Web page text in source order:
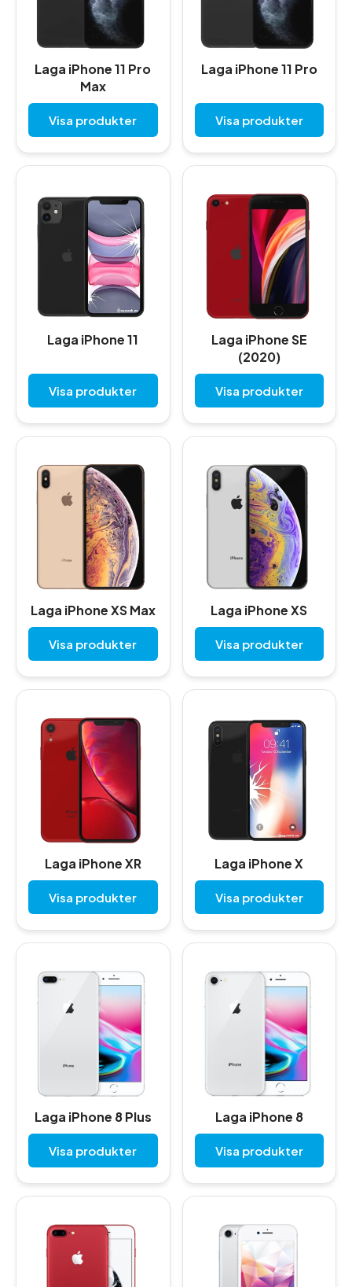
Laga iPhone 11 Pro
Max
Visa produkter
Laga iPhone 11 Pro
Visa produkter
Laga iPhone 11
Visa produkter
Laga iPhone SE
(2020)
Visa produkter
Laga iPhone XS Max
Visa produkter
Laga iPhone XS
Visa produkter
Laga iPhone XR
Visa produkter
Laga iPhone X
Visa produkter
Laga iPhone 8 Plus
Visa produkter
Laga iPhone 8
Visa produkter